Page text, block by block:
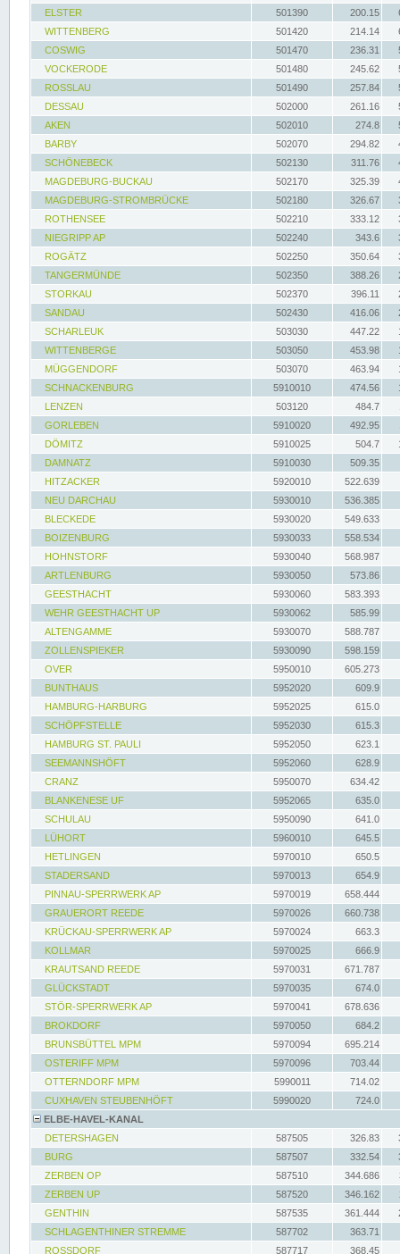
ELSTER
501390 200.15
WITTENBERG
501420 214.14
COSWIG
501470 236.31
VOCKERODE
501480 245.62
ROSSLAU
501490 257.84
DESSAU
502000 261.16
AKEN
502010 274.8
BARBY
502070 294.82
SCHÖNEBECK
502130 311.76
MAGDEBURG-BUCKAU
502170 325.39
MAGDEBURG-STROMBRÜCKE
502180 326.67
ROTHENSEE
502210 333.12
NIEGRIPP AP
502240 343.6
ROGÄTZ
502250 350.64
TANGERMÜNDE
502350 388.26
STORKAU
502370 396.11
SANDAU
502430 416.06
SCHARLEUK
503030 447.22
WITTENBERGE
503050 453.98
MÜGGENDORF
503070 463.94
SCHNACKENBURG
5910010 474.56
LENZEN
503120 484.7
GORLEBEN
5910020 492.95
DÖMITZ
5910025 504.7
DAMNATZ
5910030
509.35
HITZACKER
5920010
522.639
NEU DARCHAU
5930010
536.385
BLECKEDE
5930020
549.633
BOIZENBURG
5930033
558.534
HOHNSTORF
5930040
568.987
ARTLENBURG
5930050
573.86
GEESTHACHT
5930060
583.393
WEHR GEESTHACHT UP
5930062
585.99
ALTENGAMME
5930070
588.787
ZOLLENSPIEKER
5930090
598.159
OVER
5950010
605.273
BUNTHAUS
5952020
609.9
HAMBURG-HARBURG
5952025
615.0
SCHÖPFSTELLE
5952030
615.3
HAMBURG ST. PAULI
5952050
623.1
SEEMANNSHÖFT
5952060
628.9
CRANZ
5950070
634.42
BLANKENESE UF
5952065
635.0
SCHULAU
5950090
641.0
LÜHORT
5960010
645.5
HETLINGEN
5970010
650.5
STADERSAND
5970013
654.9
PINNAU-SPERRWERK AP
5970019
658.444
GRAUERORT REEDE
5970026
660.738
KRÜCKAU-SPERRWERK AP
5970024
663.3
KOLLMAR
5970025
666.9
KRAUTSAND REEDE
5970031
671.787
GLÜCKSTADT
5970035
674.0
STÖR-SPERRWERK AP
5970041
678.636
BROKDORF
5970050
684.2
BRUNSBÜTTEL MPM
5970094
695.214
OSTERIFF MPM
5970096
703.44
OTTERNDORF MPM
5990011
714.02
CUXHAVEN STEUBENHÖFT
5990020
724.0
ELBE-HAVEL-KANAL
DETERSHAGEN
587505 326.83
BURG
587507 332.54
ZERBEN OP
587510 344.686
ZERBEN UP
587520 346.162
GENTHIN
587535 361.444
SCHLAGENTHINER STREMME
587702
363.71
ROSSDORF
587717 368.45